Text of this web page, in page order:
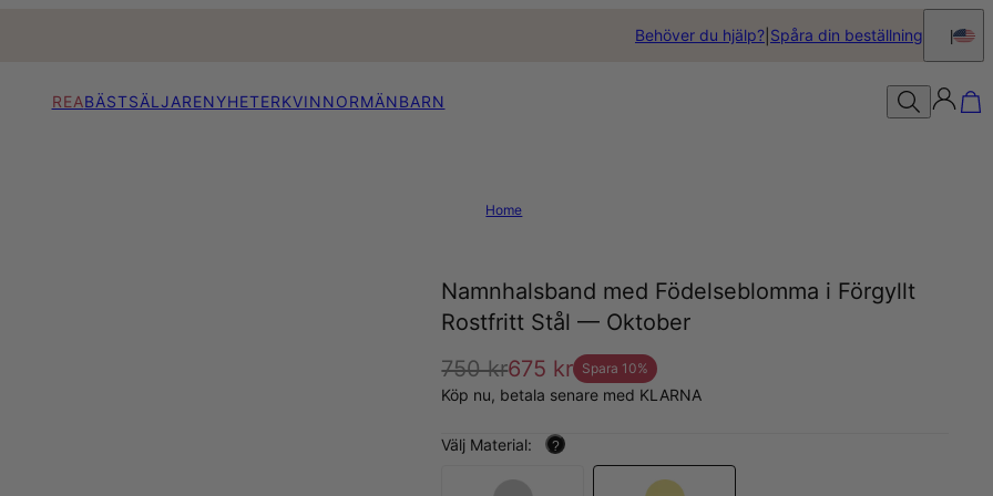
Behöver du hjälp? Spåra din beställning
REABÄSTSÄLJARENYHETERKVINNORMÄNBARN
Home
Namnhalsband med Födelseblomma i Förgyllt
Rostfritt Stål — Oktober
750 kr675 kr Spara 10%
Köp nu, betala senare med KLARNA
Välj Material: ?